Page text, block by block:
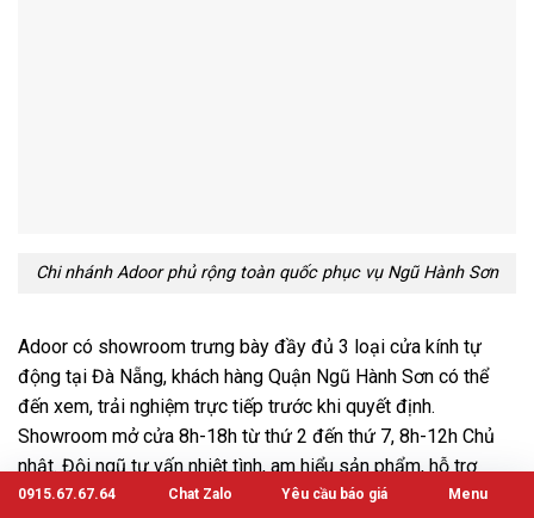
Chi nhánh Adoor phủ rộng toàn quốc phục vụ Ngũ Hành Sơn
Adoor có showroom trưng bày đầy đủ 3 loại cửa kính tự
động tại Đà Nẵng, khách hàng Quận Ngũ Hành Sơn có thể
đến xem, trải nghiệm trực tiếp trước khi quyết định.
Showroom mở cửa 8h-18h từ thứ 2 đến thứ 7, 8h-12h Chủ
nhật. Đội ngũ tư vấn nhiệt tình, am hiểu sản phẩm, hỗ trợ
khách chọn giải pháp phù hợp.
0915.67.67.64 Chat Zalo Yêu cầu báo giá Menu